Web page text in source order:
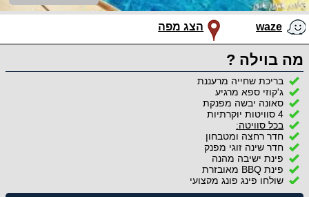
waze הצג מפה
מה בוילה ?
בריכת שחייה מרעננת
ג'קוזי ספא מרגיע
סאונה יבשה מפנקת
4 סוויטות יוקרתיות
בכל סוויטה:
חדר רחצה ומטבחון
חדר שינה זוגי מפנק
פינת ישיבה מהנה
פינת BBQ מאובזרת
שולחן פינג פונג מקצועי